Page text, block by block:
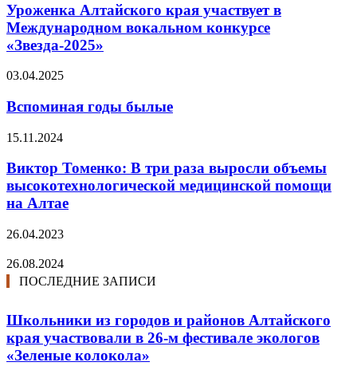
Уроженка Алтайского края участвует в
Международном вокальном конкурсе
«Звезда-2025»
03.04.2025
Вспоминая годы былые
15.11.2024
Виктор Томенко: В три раза выросли объемы
высокотехнологической медицинской помощи
на Алтае
26.04.2023
26.08.2024
ПОСЛЕДНИЕ ЗАПИСИ
Школьники из городов и районов Алтайского
края участвовали в 26-м фестивале экологов
«Зеленые колокола»